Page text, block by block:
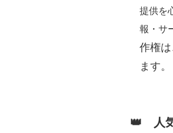
提供を
報・サ
作権は
ます。
👑 人